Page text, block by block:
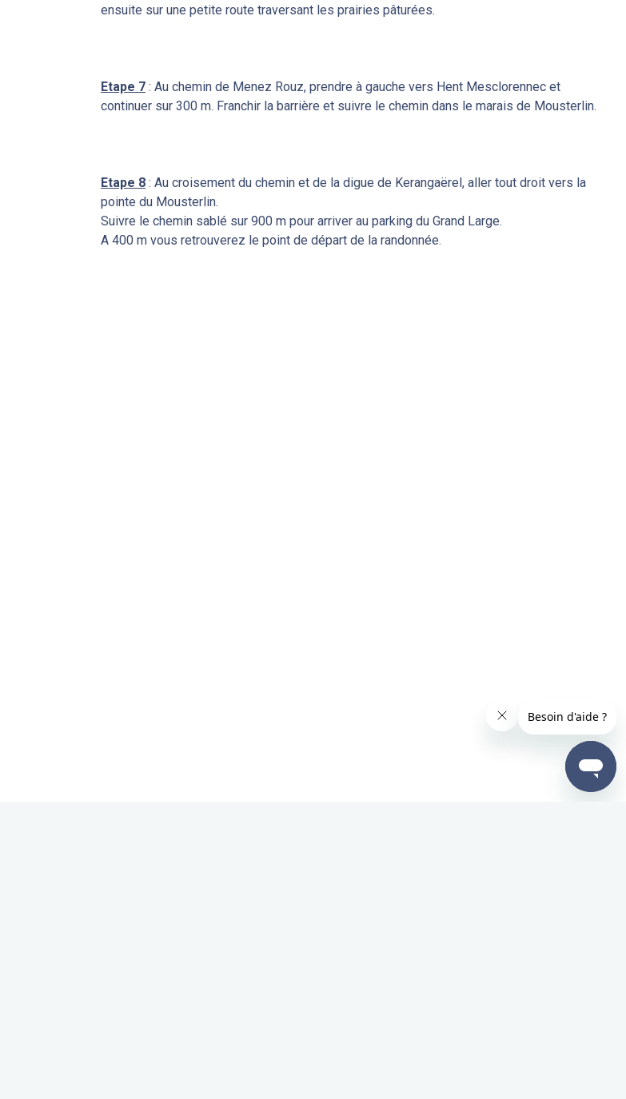
ensuite sur une petite route traversant les prairies pâturées.
Etape 7 : Au chemin de Menez Rouz, prendre à gauche vers Hent Mesclorennec et
continuer sur 300 m. Franchir la barrière et suivre le chemin dans le marais de Mousterlin.
Etape 8 : Au croisement du chemin et de la digue de Kerangaërel, aller tout droit vers la
pointe du Mousterlin.
Suivre le chemin sablé sur 900 m pour arriver au parking du Grand Large.
A 400 m vous retrouverez le point de départ de la randonnée.